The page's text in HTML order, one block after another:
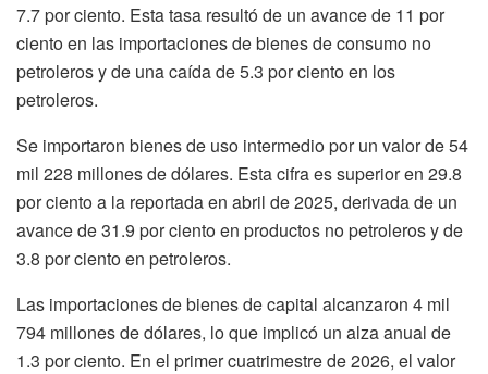
7.7 por ciento. Esta tasa resultó de un avance de 11 por
ciento en las importaciones de bienes de consumo no
petroleros y de una caída de 5.3 por ciento en los
petroleros.
Se importaron bienes de uso intermedio por un valor de 54
mil 228 millones de dólares. Esta cifra es superior en 29.8
por ciento a la reportada en abril de 2025, derivada de un
avance de 31.9 por ciento en productos no petroleros y de
3.8 por ciento en petroleros.
Las importaciones de bienes de capital alcanzaron 4 mil
794 millones de dólares, lo que implicó un alza anual de
1.3 por ciento. En el primer cuatrimestre de 2026, el valor